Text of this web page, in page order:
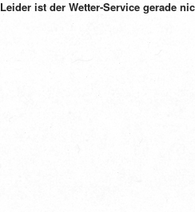
Leider ist der Wetter-Service gerade